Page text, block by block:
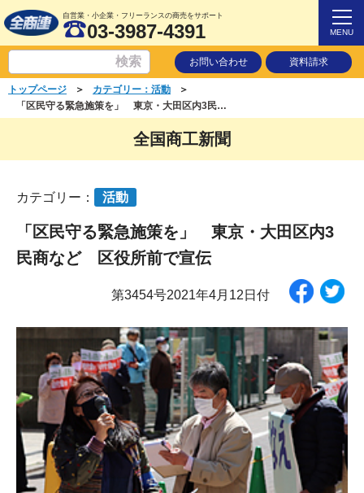
自営業・小企業・フリーランスの商売をサポート
03-3987-4391 MENU
お問い合わせ 資料請求
トップページ ＞ カテゴリー：活動
＞
「区民守る緊急施策を」 東京・大田区内3民商など 区役所前で宣伝
全国商工新聞
カテゴリー： 活動
「区民守る緊急施策を」 東京・大田区内3
民商など 区役所前で宣伝
第3454号2021年4月12日付